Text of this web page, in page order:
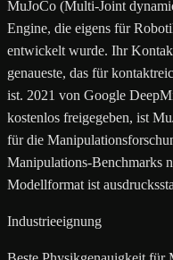
MuJoCo (Multi-Joint
Engine, die eigens für
entwickelt wurde. Ihr
genaueste, das für
ist. 2021 von Google
kostenlos freigegeben, ist
für die
Manipulations-Benchmarks
Modellformat ist
Industrieeignung